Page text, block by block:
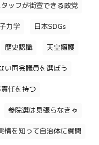
タッフが街宣できる政党
力学 日本SDGs
歴史認識 天皇擁護
い国会議員を選ぼう
任を持つ
参院選は見張らなきゃ
情を知って自治体に質問